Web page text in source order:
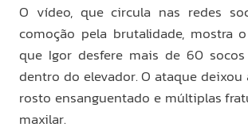
O vídeo, que circula nas redes
comoção pela brutalidade, mostra
que Igor desfere mais de 60
dentro do elevador. O ataque
rosto ensanguentado e múltiplas
maxilar.